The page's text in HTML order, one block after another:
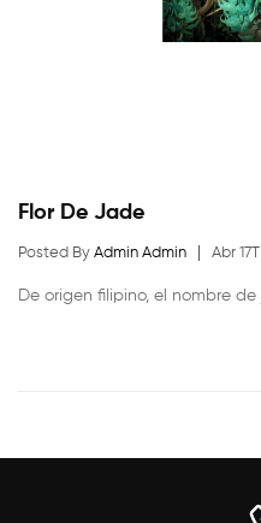
Flor De Jade
Posted By Admin Admin Abr
De origen filipino, el nombre